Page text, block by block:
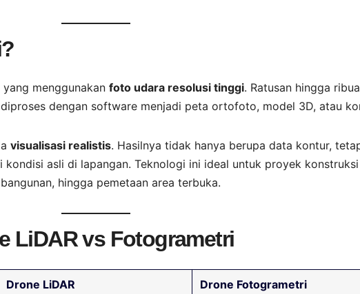
menggunakan foto udara resolusi tinggi. Ratusan hingga
dengan software menjadi peta ortofoto, model 3D, atau
visualisasi realistis. Hasilnya tidak hanya berupa data kontur,
kondisi asli di lapangan. Teknologi ini ideal untuk proyek konstruksi
hingga pemetaan area terbuka.
LiDAR vs Fotogrametri
Drone LiDAR Drone Fotogrametri